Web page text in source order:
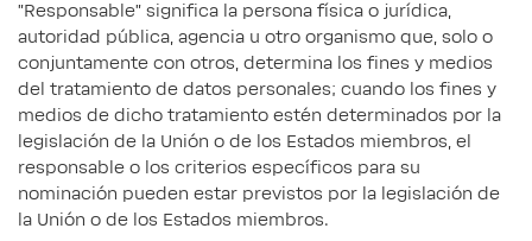
"Responsable" significa la persona física o jurídica,
autoridad pública, agencia u otro organismo que, solo o
conjuntamente con otros, determina los fines y medios
del tratamiento de datos personales; cuando los fines y
medios de dicho tratamiento estén determinados por la
legislación de la Unión o de los Estados miembros, el
responsable o los criterios específicos para su
nominación pueden estar previstos por la legislación de
la Unión o de los Estados miembros.